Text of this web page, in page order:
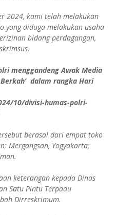
2024, kami telah melakukan
yang diduga melakukan usaha
bidang perdagangan,
menggandeng Awak Media
dalam rangka Hari
10/divisi-humas-polri-
berasal dari empat toko
Mergangsan, Yogyakarta;
keterangan kepada Dinas
Satu Pintu Terpadu
Dirreskrimum.